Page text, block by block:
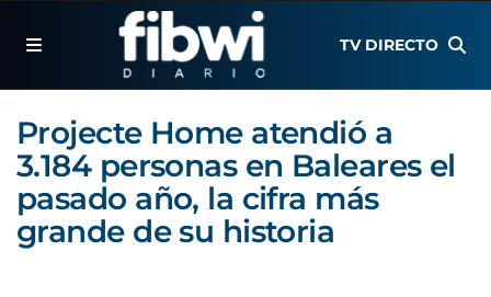
TV DIRECTO
Projecte Home atendió a
3.184 personas en Baleares el
pasado año, la cifra más
grande de su historia